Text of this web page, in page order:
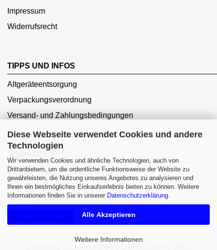
Diese Webseite verwendet Cookies und andere
Technologien
Wir verwenden Cookies und ähnliche Technologien, auch von
Drittanbietern, um die ordentliche Funktionsweise der Website zu
gewährleisten, die Nutzung unseres Angebotes zu analysieren und
Ihnen ein bestmögliches Einkaufserlebnis bieten zu können. Weitere
Informationen finden Sie in unserer Datenschutzerklärung.
Alle Akzeptieren
Weitere Informationen
Impressum
Widerrufsrecht
TIPPS UND INFOS
Altgeräteentsorgung
Verpackungsverordnung
Versand- und Zahlungsbedingungen
Bedienungsanleitungen
Gutscheine
Presse